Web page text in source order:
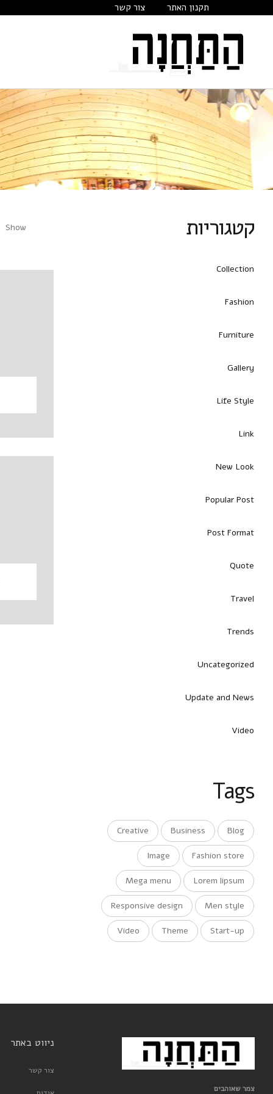
צור קשר תקנון האתר
Show קטגוריות
Collection
Fashion
Furniture
Gallery
Life Style
Link
New Look
Popular Post
Post Format
Quote
Travel
Trends
Uncategorized
Update and News
Video
Tags
Blog
Business
Creative
Fashion store
Image
Lorem lipsum
Mega menu
Men style
Responsive design
Start-up
Theme
Video
ניווט באתר
צור קשר
צמר שאוהבים